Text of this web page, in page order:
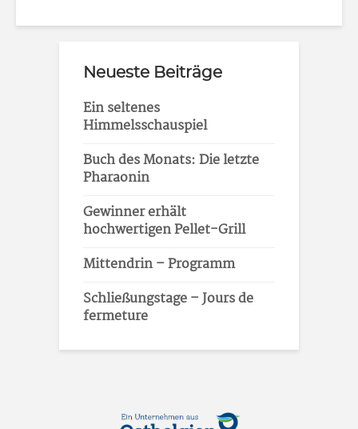
Neueste Beiträge
Ein seltenes
Himmelsschauspiel
Buch des Monats: Die letzte
Pharaonin
Gewinner erhält
hochwertigen Pellet-Grill
Mittendrin – Programm
Schließungstage – Jours de
fermeture